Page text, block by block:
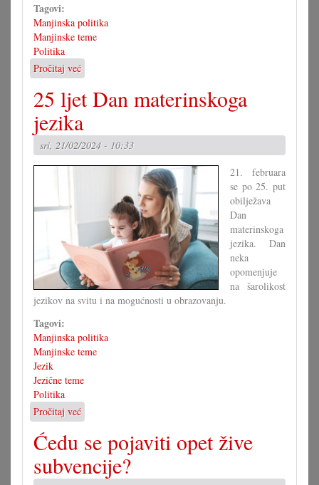
Tagovi:
Manjinska politika
Manjinske teme
Politika
Pročitaj već
Analiza
pada
hrvatske
narodne
grupe
25 ljet Dan materinskoga
jezika
sri, 21/02/2024 - 10:33
21. februara
se po 25. put
obilježava
Dan
materinskoga
jezika. Dan
neka
opomenjuje
na šarolikost
jezikov na svitu i na mogućnosti u obrazovanju.
Tagovi:
Manjinska politika
Manjinske teme
Jezik
Jezične teme
Politika
Pročitaj već
25
ljet
Dan
materinskoga
Ćedu se pojaviti opet žive
subvencije?